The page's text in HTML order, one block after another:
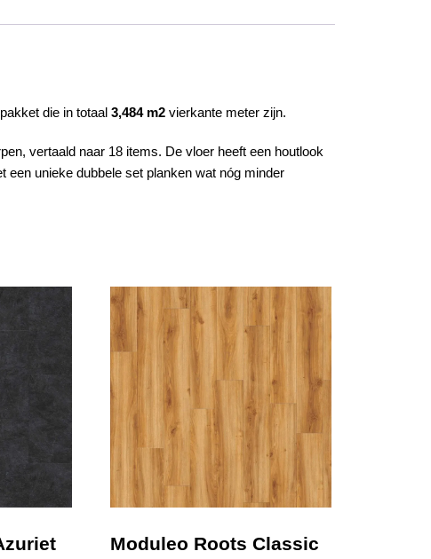
die in totaal 3,484 m2vierkante meter zijn.
vertaald naar 18 items. De vloer heeft een houtlook
unieke dubbele set planken wat nóg minder
Moduleo Roots Classic